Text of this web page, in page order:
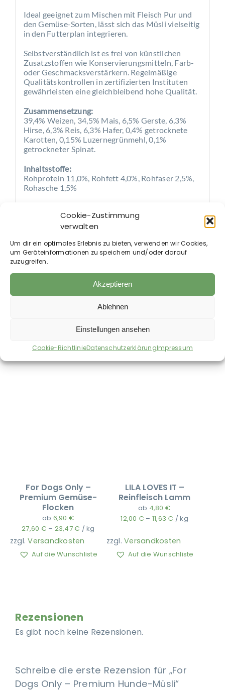
Cookie-Zustimmung
verwalten
Um dir ein optimales Erlebnis zu bieten, verwenden wir Cookies,
um Geräteinformationen zu speichern und/oder darauf
zuzugreifen.
Akzeptieren
Ablehnen
Einstellungen ansehen
Cookie-RichtlinieDatenschutzerklärungImpressum
Ideal geeignet zum Mischen mit Fleisch Pur und
den Gemüse-Sorten, lässt sich das Müsli vielseitig
in den Futterplan integrieren.
Selbstverständlich ist es frei von künstlichen
Zusatzstoffen wie Konservierungsmitteln, Farb-
oder Geschmacksverstärkern. Regelmäßige
Qualitätskontrollen in zertifizierten Instituten
gewährleisten eine gleichbleibend hohe Qualität.
Zusammensetzung:
39,4% Weizen, 34,5% Mais, 6,5% Gerste, 6,3%
Hirse, 6,3% Reis, 6,3% Hafer, 0,4% getrocknete
Karotten, 0,15% Luzernegrünmehl, 0,1%
getrockneter Spinat.
Inhaltsstoffe:
Rohprotein 11,0%, Rohfett 4,0%, Rohfaser 2,5%,
Rohasche 1,5%
üblichen Schwankungen. Charge und
Mindesthaltbarkeit siehe Bodenetikett HRA Ulm
Fütterungsempfehlung
Für ausgewachsene Hunde gilt folgende
Faustregel: Tagesration: 3 – 3,5% des
Kohlenhydrate, 15% Gemüse.
Auch im Shop erhältlich:
For Dogs Only –
Premium Gemüse-
Flocken
ab 6,90 €
27,60 € – 23,47€ /kg
zzgl.Versandkosten
Auf die Wunschliste
LILA LOVES IT –
Reinfleisch Lamm
ab 4,80 €
12,00 € – 11,63€ /kg
zzgl.Versandkosten
Auf die Wunschliste
Rezensionen
Es gibt noch keine Rezensionen.
Schreibe die erste Rezension für „For
Dogs Only – Premium Hunde-Müsli“